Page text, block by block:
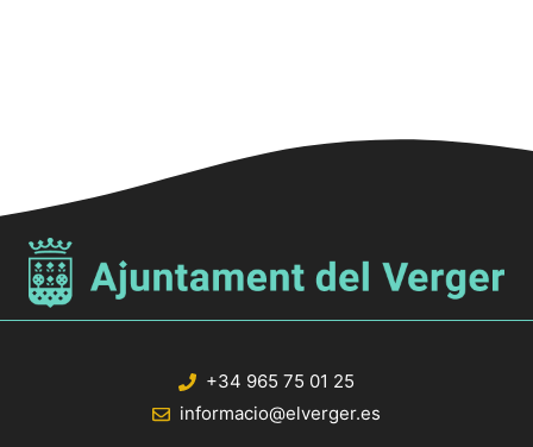
+34 965 75 01 25
informacio@elverger.es